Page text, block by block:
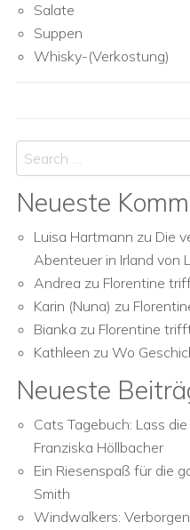
Salate
Suppen
Whisky-(Verkostung)
Search
Neueste
Luisa Hartmann zu Die
Abenteuer in Irland von
Andrea zu Florentine
Karin (Nuna) zu
Bianka zu Florentine
Kathleen zu Wo
Neueste
Cats Tagebuch: Lass
Franziska Höllbacher
Ein Riesenspaß für die
Smith
Windwalkers: